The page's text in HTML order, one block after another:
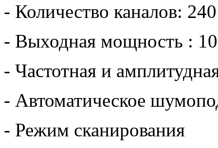
- Количество каналов:
- Выходная мощность :
- Частотная и
- Автоматическое
- Режим сканирования